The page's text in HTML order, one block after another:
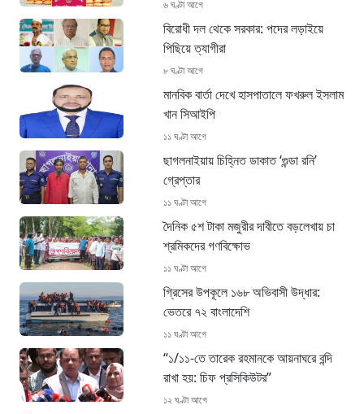
৬ ঘণ্টা আগে
বিরোধী দল থেকে সরকার: পদের লড়াইয়ে
পিছিয়ে ত্যাগীরা
৮ ঘণ্টা আগে
মানবিক বার্তা দেখে হাসপাতালে ফখরুল ইসলাম
খান সিআইপি
১১ ঘণ্টা আগে
ছাগলনাইয়ায় চিহ্নিত ডাকাত ‘গুন্ডা রনি’
গ্রেপ্তার
১১ ঘণ্টা আগে
দৈনিক ৫শ টাকা মজুরীর দাবীতে বড়লেখায় চা
শ্রমিকদের গণবিক্ষোভ
১১ ঘণ্টা আগে
গ্রিসের উপকূলে ১৬৮ অভিবাসী উদ্ধার:
ভেতরে ৭২ বাংলাদেশি
১১ ঘণ্টা আগে
“১/১১-তে তারেক রহমানকে আয়নাঘরে বন্দি
রাখা হয়: চিফ প্রসিকিউটর”
১২ ঘণ্টা আগে